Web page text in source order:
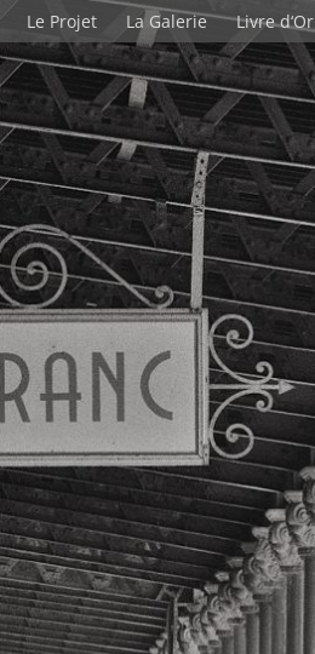
Le Projet La Galerie Livre d‘Or